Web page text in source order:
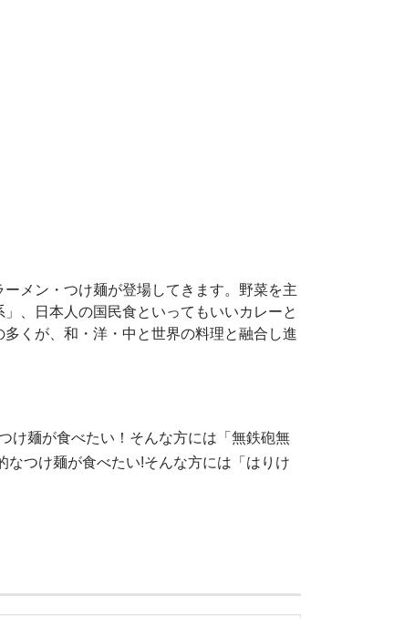
メン・つけ麺が登場してきます。野菜を主
、日本人の国民食といってもいいカレーと
くが、和・洋・中と世界の料理と融合し進
け麺が食べたい！そんな方には「無鉄砲無
つけ麺が食べたい!そんな方には「はりけ